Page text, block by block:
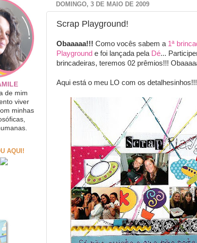
DOMINGO, 3 DE MAIO DE 2009
Scrap Playground!
Obaaaaa!!! Como vocês sabem a 1ª
Playground e foi lançada pela Dé...
brincadeiras, teremos 02 prêmios!!!
Aqui está o meu LO com os
de mim
viver
minhas
AQUI!